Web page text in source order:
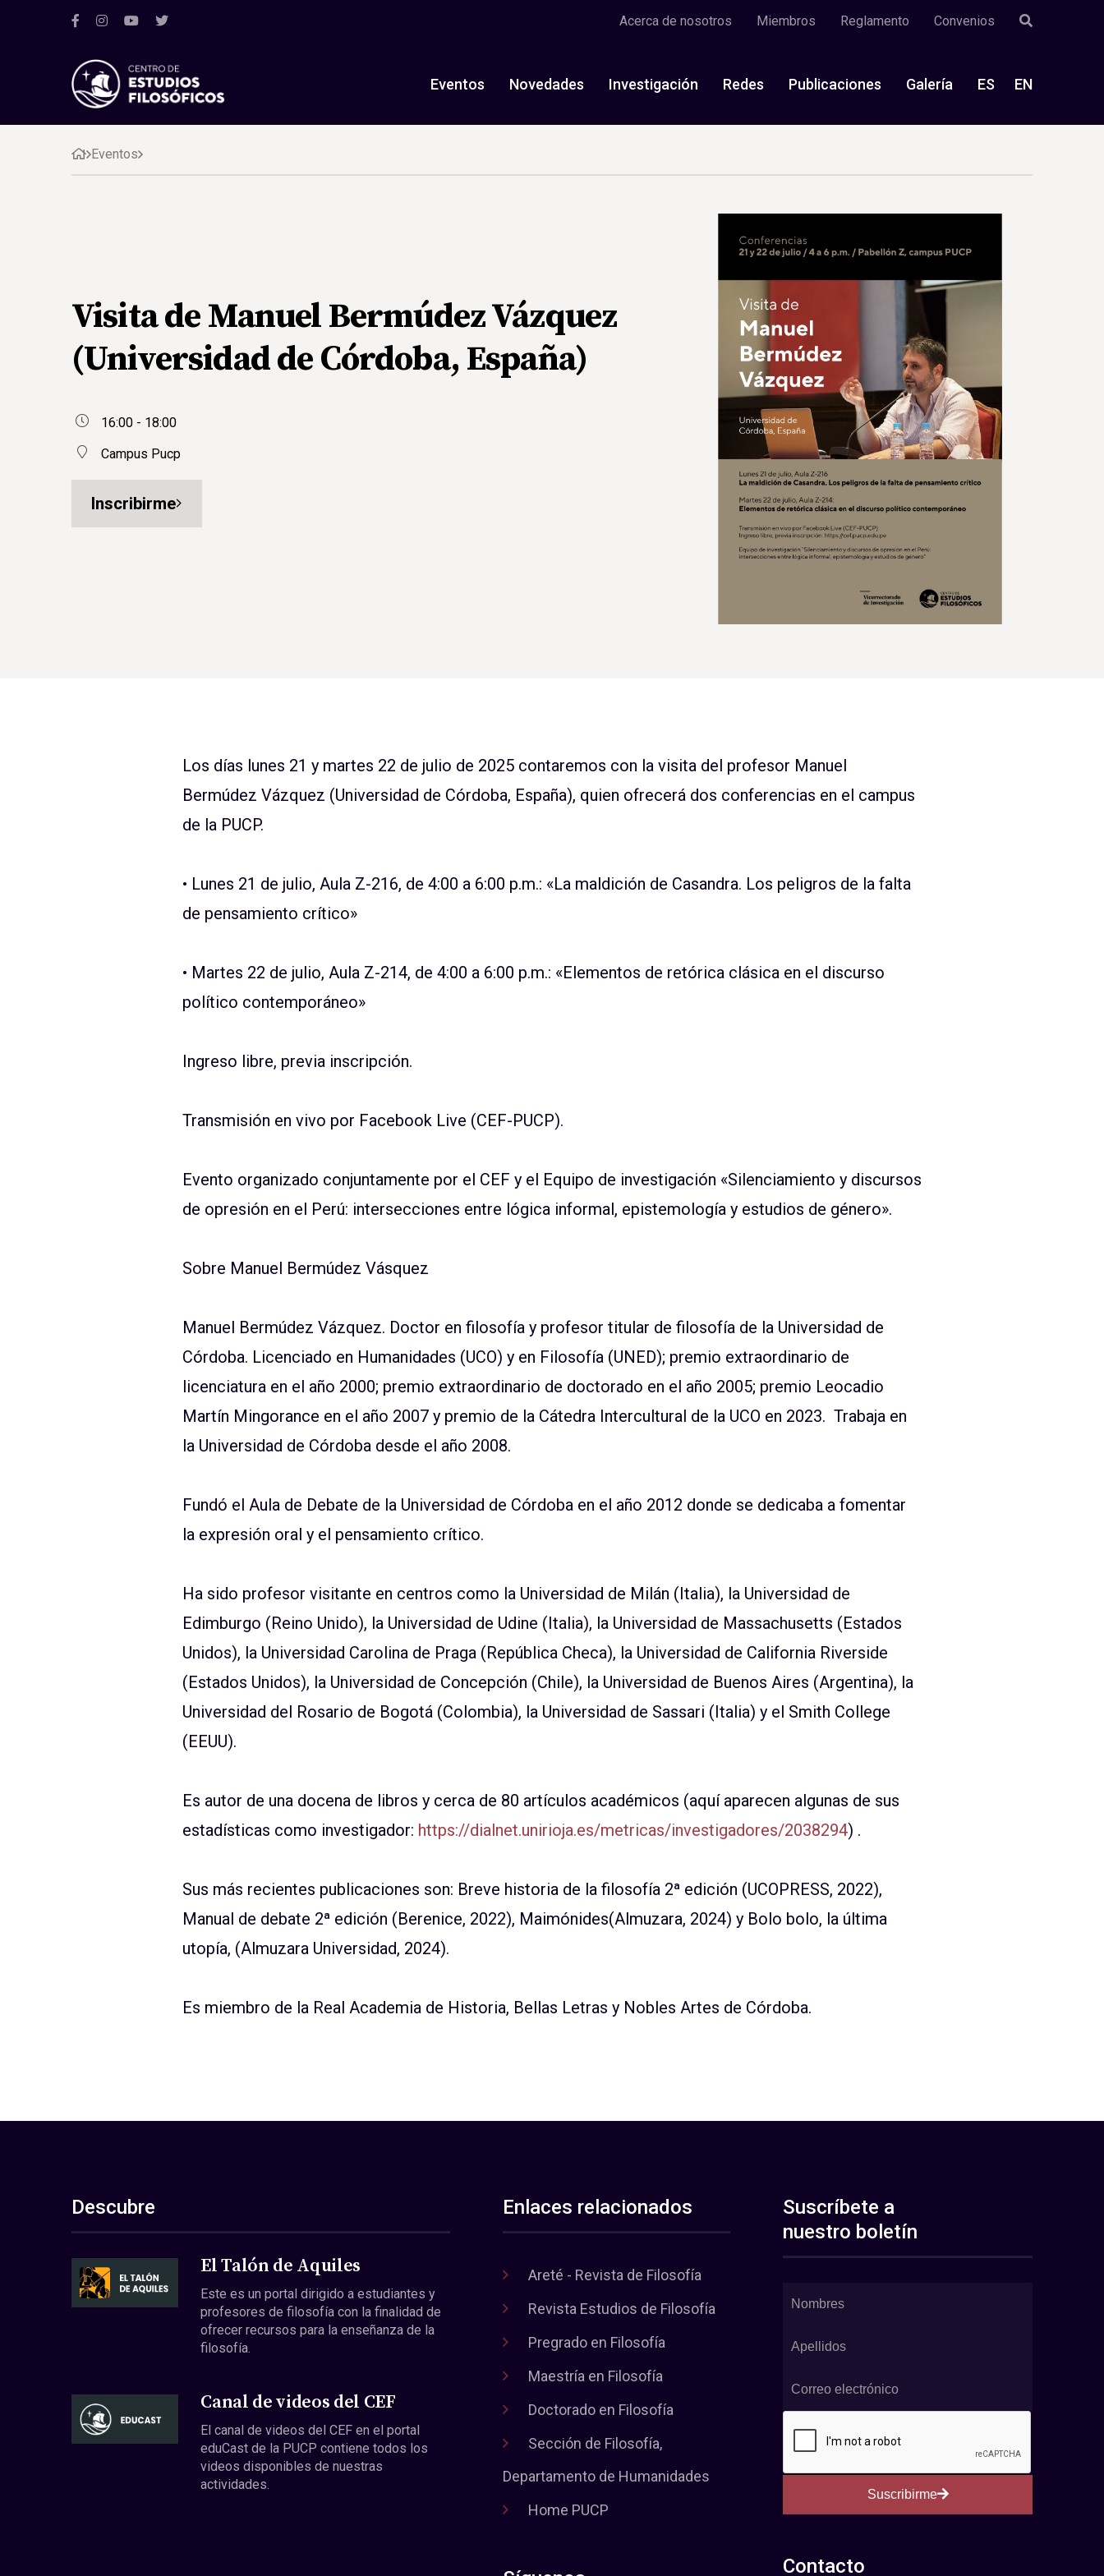
Acerca de nosotros Miembros Reglamento Convenios
Eventos Novedades Investigación Redes Publicaciones Galería ES EN
Eventos
Visita de Manuel Bermúdez Vázquez
(Universidad de Córdoba, España)
16:00 - 18:00
Campus Pucp
Inscribirme
Los días lunes 21 y martes 22 de julio de 2025 contaremos con la visita del profesor Manuel
Bermúdez Vázquez (Universidad de Córdoba, España), quien ofrecerá dos conferencias en el campus
de la PUCP.
• Lunes 21 de julio, Aula Z-216, de 4:00 a 6:00 p.m.: «La maldición de Casandra. Los peligros de la falta
de pensamiento crítico»
• Martes 22 de julio, Aula Z-214, de 4:00 a 6:00 p.m.: «Elementos de retórica clásica en el discurso
político contemporáneo»
Ingreso libre, previa inscripción.
Transmisión en vivo por Facebook Live (CEF-PUCP).
Evento organizado conjuntamente por el CEF y el Equipo de investigación «Silenciamiento y discursos
de opresión en el Perú: intersecciones entre lógica informal, epistemología y estudios de género».
Sobre Manuel Bermúdez Vásquez
Manuel Bermúdez Vázquez. Doctor en filosofía y profesor titular de filosofía de la Universidad de
Córdoba. Licenciado en Humanidades (UCO) y en Filosofía (UNED); premio extraordinario de
licenciatura en el año 2000; premio extraordinario de doctorado en el año 2005; premio Leocadio
Martín Mingorance en el año 2007 y premio de la Cátedra Intercultural de la UCO en 2023. Trabaja en
la Universidad de Córdoba desde el año 2008.
Fundó el Aula de Debate de la Universidad de Córdoba en el año 2012 donde se dedicaba a fomentar
la expresión oral y el pensamiento crítico.
Ha sido profesor visitante en centros como la Universidad de Milán (Italia), la Universidad de
Edimburgo (Reino Unido), la Universidad de Udine (Italia), la Universidad de Massachusetts (Estados
Unidos), la Universidad Carolina de Praga (República Checa), la Universidad de California Riverside
(Estados Unidos), la Universidad de Concepción (Chile), la Universidad de Buenos Aires (Argentina), la
Universidad del Rosario de Bogotá (Colombia), la Universidad de Sassari (Italia) y el Smith College
(EEUU).
Es autor de una docena de libros y cerca de 80 artículos académicos (aquí aparecen algunas de sus
estadísticas como investigador: https://dialnet.unirioja.es/metricas/investigadores/2038294) .
Sus más recientes publicaciones son: Breve historia de la filosofía 2ª edición (UCOPRESS, 2022),
Manual de debate 2ª edición (Berenice, 2022), Maimónides(Almuzara, 2024) y Bolo bolo, la última
utopía, (Almuzara Universidad, 2024).
Es miembro de la Real Academia de Historia, Bellas Letras y Nobles Artes de Córdoba.
Descubre
El Talón de Aquiles
Este es un portal dirigido a estudiantes y
profesores de filosofía con la finalidad de
ofrecer recursos para la enseñanza de la
filosofía.
Canal de videos del CEF
El canal de videos del CEF en el portal
eduCast de la PUCP contiene todos los
videos disponibles de nuestras
actividades.
Enlaces relacionados
Areté - Revista de Filosofía
Revista Estudios de Filosofía
Pregrado en Filosofía
Maestría en Filosofía
Doctorado en Filosofía
Sección de Filosofía,
Departamento de Humanidades
Home PUCP
Suscríbete a
nuestro boletín
Suscribirme
Contacto